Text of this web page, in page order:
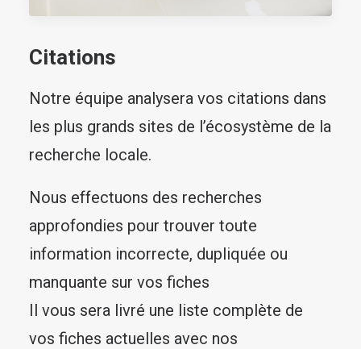
Citations
Notre équipe analysera vos citations dans
les plus grands sites de l’écosystème de la
recherche locale.
Nous effectuons des recherches
approfondies pour trouver toute
information incorrecte, dupliquée ou
manquante sur vos fiches
Il vous sera livré une liste complète de
vos fiches actuelles avec nos